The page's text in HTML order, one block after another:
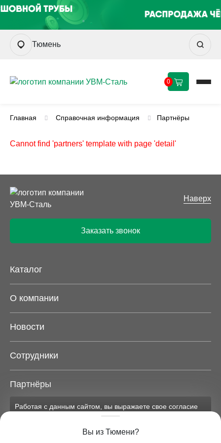
Тюмень
0
Главная Справочная информация Партнёры
Cannot find 'partners' template with page 'detail'
Наверх
Заказать звонок
Каталог
О компании
Новости
Сотрудники
Партнёры
Карта сайта
Вы из Тюмени?
Работая с данным сайтом, вы выражаете свое согласие
данных на условиях, изложенных в
соответствующих